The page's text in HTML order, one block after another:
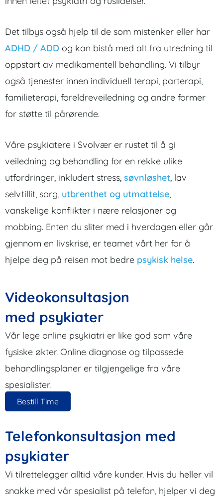
Det tilbys også hjelp til de som mistenker eller har
ADHD / ADD og kan bistå med alt fra utredning til
oppstart av medikamentell behandling. Vi tilbyr
også tjenester innen individuell terapi, parterapi,
familieterapi, foreldreveiledning og andre former
for støtte til pårørende.
Våre psykiatere i Svolvær er rustet til å gi
veiledning og behandling for en rekke ulike
utfordringer, inkludert stress, søvnløshet, lav
selvtillit, sorg, utbrenthet og utmattelse,
vanskelige konflikter i nære relasjoner og
mobbing. Enten du sliter med i hverdagen eller går
gjennom en livskrise, er teamet vårt her for å
hjelpe deg på reisen mot bedre psykisk helse.
Videokonsultasjon
med psykiater
Vår lege online psykiatri er like god som våre
fysiske økter. Online diagnose og tilpassede
behandlingsplaner er tilgjengelige fra våre
spesialister.
Bestill Time
Telefonkonsultasjon med
psykiater
Vi tilrettelegger alltid våre kunder. Hvis du heller vil
snakke med vår spesialist på telefon, hjelper vi deg